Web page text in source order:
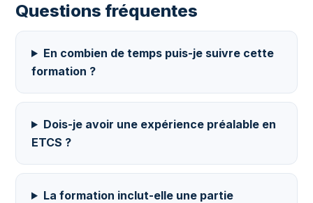
Questions fréquentes
En combien de temps puis-je suivre cette
formation ?
Dois-je avoir une expérience préalable en
ETCS ?
La formation inclut-elle une partie